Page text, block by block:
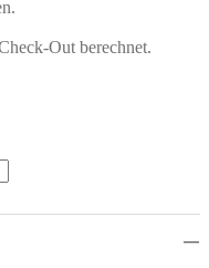
Out berechnet.